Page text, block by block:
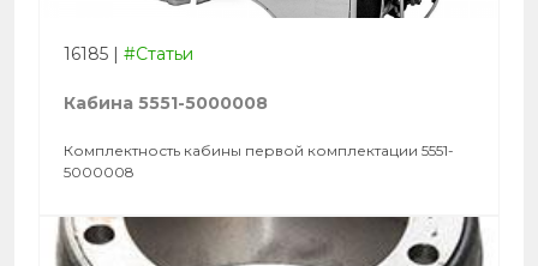
16185 | #Статьи
Кабина 5551-5000008
Комплектность кабины первой комплектации 5551-
5000008